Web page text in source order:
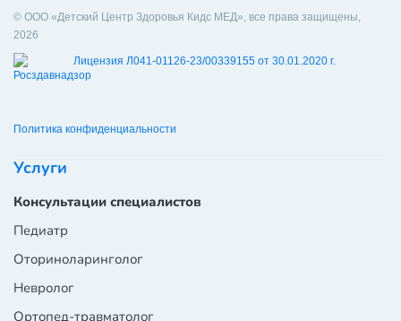
© ООО «Детский Центр Здоровья Кидс МЕД», все права защищены,
2026
Лицензия Л041-01126-23/00339155 от 30.01.2020 г.
Политика конфиденциальности
Услуги
Консультации специалистов
Педиатр
Оториноларинголог
Невролог
Ортопед-травматолог